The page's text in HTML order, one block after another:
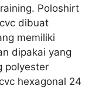
Poloshirt
dibuat
memiliki
dipakai yang
polyester
hexagonal 24